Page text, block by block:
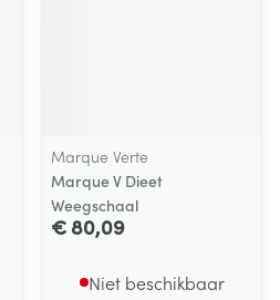
Marque Verte
Marque V Dieet
Weegschaal
€ 80,09
Niet beschikbaar